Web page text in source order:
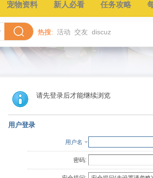
宠物资料 新人必看 任务攻略
热搜: 活动 交友 discuz
请先登录后才能继续浏览
用户登录
用户名
密码: